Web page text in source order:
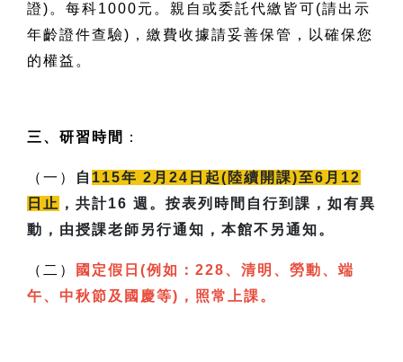
證)。每科1000元。親自或委託代繳皆可(請出示
年齡證件查驗)，繳費收據請妥善保管，以確保您
的權益。
三、研習時間 ：
（一） 自 115年 2月24日起(陸續開課)至6月12
日止 ，共計16 週。按表列時間自行到課，如有異
動，由授課老師另行通知，本館不另通知。
（二）
國定假日(例如：228、清明、勞動、端
午、中秋節及國慶等)，照常上課。